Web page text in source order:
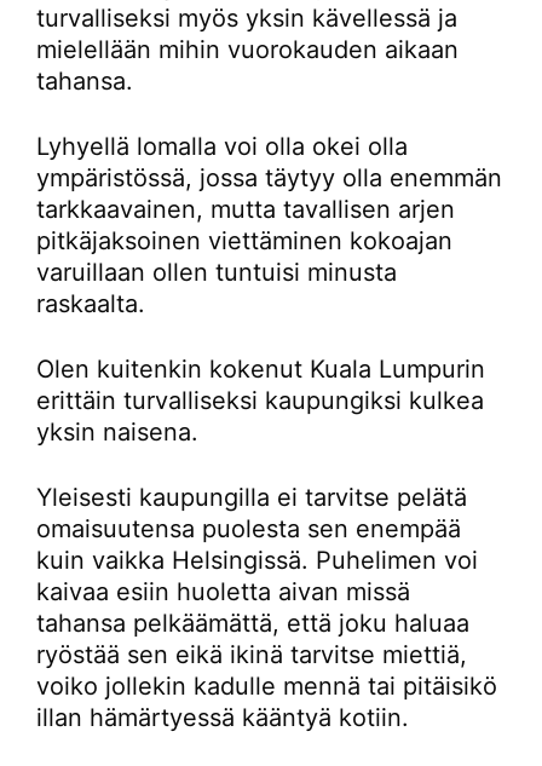
turvalliseksi myös yksin kävellessä ja
mielellään mihin vuorokauden aikaan
tahansa.
Lyhyellä lomalla voi olla okei olla
ympäristössä, jossa täytyy olla enemmän
tarkkaavainen, mutta tavallisen arjen
pitkäjaksoinen viettäminen kokoajan
varuillaan ollen tuntuisi minusta
raskaalta.
Olen kuitenkin kokenut Kuala Lumpurin
erittäin turvalliseksi kaupungiksi kulkea
yksin naisena.
Yleisesti kaupungilla ei tarvitse pelätä
omaisuutensa puolesta sen enempää
kuin vaikka Helsingissä. Puhelimen voi
kaivaa esiin huoletta aivan missä
tahansa pelkäämättä, että joku haluaa
ryöstää sen eikä ikinä tarvitse miettiä,
voiko jollekin kadulle mennä tai pitäisikö
illan hämärtyessä kääntyä kotiin.